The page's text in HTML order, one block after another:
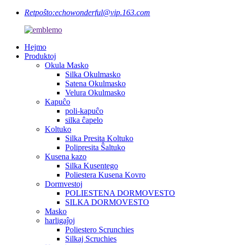
Retpoŝto:echowonderful@vip.163.com
Hejmo
Produktoj
Okula Masko
Silka Okulmasko
Satena Okulmasko
Velura Okulmasko
Kapuĉo
poli-kapuĉo
silka ĉapelo
Koltuko
Silka Presita Koltuko
Polipresita Ŝaltuko
Kusena kazo
Silka Kusentego
Poliestera Kusena Kovro
Dormvestoj
POLIESTENA DORMOVESTO
SILKA DORMOVESTO
Masko
harligaĵoj
Poliestero Scrunchies
Silkaj Scruchies